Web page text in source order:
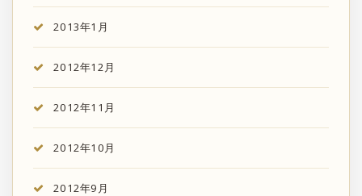
2013年1月
2012年12月
2012年11月
2012年10月
2012年9月